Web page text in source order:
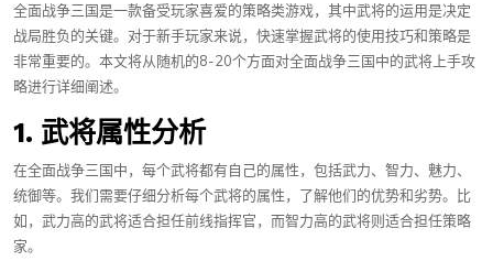
全面战争三国是一款备受玩家喜爱的策略类游戏，其中武将的运用是决定
战局胜负的关键。对于新手玩家来说，快速掌握武将的使用技巧和策略是
非常重要的。本文将从随机的8-20个方面对全面战争三国中的武将上手攻
略进行详细阐述。
1. 武将属性分析
在全面战争三国中，每个武将都有自己的属性，包括武力、智力、魅力、
统御等。我们需要仔细分析每个武将的属性，了解他们的优势和劣势。比
如，武力高的武将适合担任前线指挥官，而智力高的武将则适合担任策略
家。